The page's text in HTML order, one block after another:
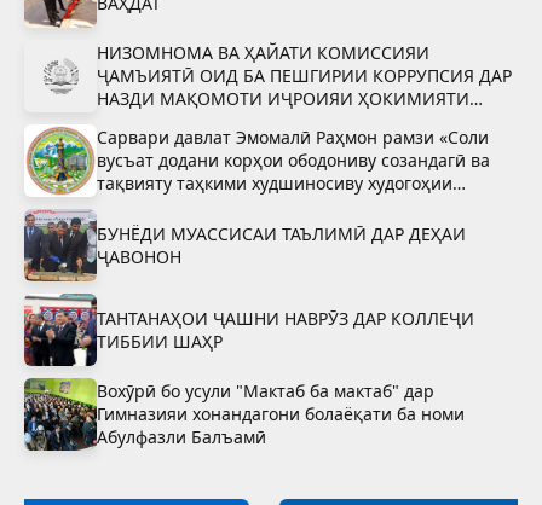
НИЗОМНОМА ВА ҲАЙАТИ КОМИССИЯИ
ҶАМЪИЯТӢ ОИД БА ПЕШГИРИИ КОРРУПСИЯ ДАР
НАЗДИ МАҚОМОТИ ИҶРОИЯИ ҲОКИМИЯТИ
Сарвари давлат Эмомалӣ Раҳмон рамзи «Соли
вусъат додани корҳои ободониву созандагӣ ва
тақвияту таҳкими худшиносиву худогоҳии
БУНЁДИ МУАССИСАИ ТАЪЛИМӢ ДАР ДЕҲАИ
ҶАВОНОН
ТАНТАНАҲОИ ҶАШНИ НАВРӮЗ ДАР КОЛЛЕҶИ
ТИББИИ ШАҲР
Вохӯрӣ бо усули "Мактаб ба мактаб" дар
Гимназияи хонандагони болаёқати ба номи
Абулфазли Балъамӣ